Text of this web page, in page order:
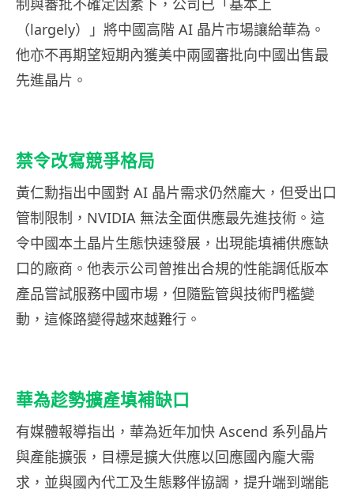
制與審批不確定因素下，公司已「基本上
（largely）」將中國高階 AI 晶片市場讓給華為。
他亦不再期望短期內獲美中兩國審批向中國出售最
先進晶片。
禁令改寫競爭格局
黃仁勳指出中國對 AI 晶片需求仍然龐大，但受出口
管制限制，NVIDIA 無法全面供應最先進技術。這
令中國本土晶片生態快速發展，出現能填補供應缺
口的廠商。他表示公司曾推出合規的性能調低版本
產品嘗試服務中國市場，但隨監管與技術門檻變
動，這條路變得越來越難行。
華為趁勢擴產填補缺口
有媒體報導指出，華為近年加快 Ascend 系列晶片
與產能擴張，目標是擴大供應以回應國內龐大需
求，並與國內代工及生態夥伴協調，提升端到端能